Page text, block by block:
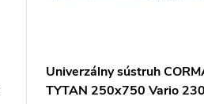
Univerzálny sústruh
TYTAN 250x750 Vario